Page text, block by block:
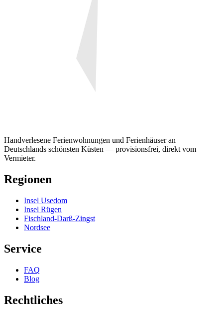
Handverlesene Ferienwohnungen und Ferienhäuser an
Deutschlands schönsten Küsten — provisionsfrei, direkt vom
Vermieter.
Regionen
Insel Usedom
Insel Rügen
Fischland-Darß-Zingst
Nordsee
Service
FAQ
Blog
Rechtliches